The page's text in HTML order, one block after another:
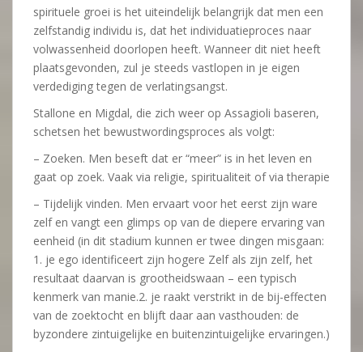
spirituele groei is het uiteindelijk belangrijk dat men een
zelfstandig individu is, dat het individuatieproces naar
volwassenheid doorlopen heeft. Wanneer dit niet heeft
plaatsgevonden, zul je steeds vastlopen in je eigen
verdediging tegen de verlatingsangst.
Stallone en Migdal, die zich weer op Assagioli baseren,
schetsen het bewustwordingsproces als volgt:
– Zoeken. Men beseft dat er “meer” is in het leven en
gaat op zoek. Vaak via religie, spiritualiteit of via therapie
– Tijdelijk vinden. Men ervaart voor het eerst zijn ware
zelf en vangt een glimps op van de diepere ervaring van
eenheid (in dit stadium kunnen er twee dingen misgaan:
1. je ego identificeert zijn hogere Zelf als zijn zelf, het
resultaat daarvan is grootheidswaan – een typisch
kenmerk van manie.2. je raakt verstrikt in de bij-effecten
van de zoektocht en blijft daar aan vasthouden: de
byzondere zintuigelijke en buitenzintuigelijke ervaringen.)